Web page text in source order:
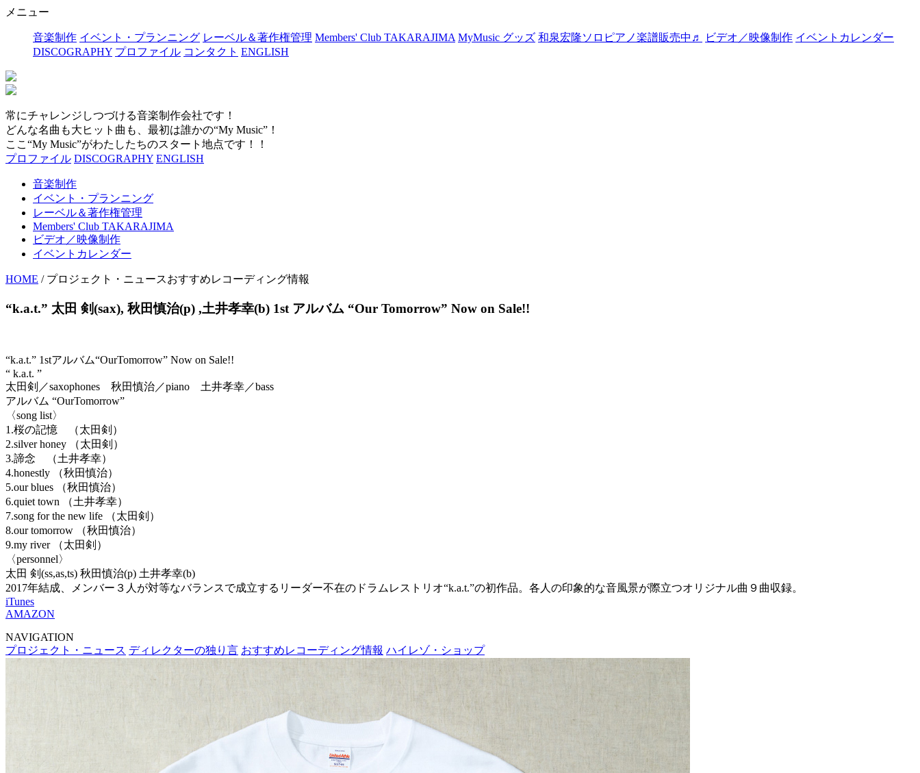
メニュー
音楽制作 イベント・プランニング レーベル＆著作権管理 Members' Club TAKARAJIMA MyMusic グッズ 和泉宏隆ソロピアノ楽譜販売中♬ ビデオ／映像制作 イベントカレンダー
DISCOGRAPHY プロファイル コンタクト ENGLISH
常にチャレンジしつづける音楽制作会社です！
どんな名曲も大ヒット曲も、最初は誰かの“My Music”！
ここ“My Music”がわたしたちのスタート地点です！！
プロファイル DISCOGRAPHY ENGLISH
音楽制作
イベント・プランニング
レーベル＆著作権管理
Members' Club TAKARAJIMA
ビデオ／映像制作
イベントカレンダー
HOME / プロジェクト・ニュースおすすめレコーディング情報
“k.a.t.” 太田 剣(sax), 秋田慎治(p) ,土井孝幸(b) 1st アルバム “Our Tomorrow” Now on Sale!!
“k.a.t.” 1stアルバム“OurTomorrow” Now on Sale!!
“ k.a.t. ”
太田剣／saxophones 秋田慎治／piano 土井孝幸／bass
アルバム “OurTomorrow”
〈song list〉
1.桜の記憶 （太田剣）
2.silver honey （太田剣）
3.諦念 （土井孝幸）
4.honestly （秋田慎治）
5.our blues （秋田慎治）
6.quiet town （土井孝幸）
7.song for the new life （太田剣）
8.our tomorrow （秋田慎治）
9.my river （太田剣）
〈personnel〉
太田 剣(ss,as,ts) 秋田慎治(p) 土井孝幸(b)
2017年結成、メンバー３人が対等なバランスで成立するリーダー不在のドラムレストリオ“k.a.t.”の初作品。各人の印象的な音風景が際立つオリジナル曲９曲収録。
iTunes
AMAZON
NAVIGATION
プロジェクト・ニュース ディレクターの独り言 おすすめレコーディング情報 ハイレゾ・ショップ